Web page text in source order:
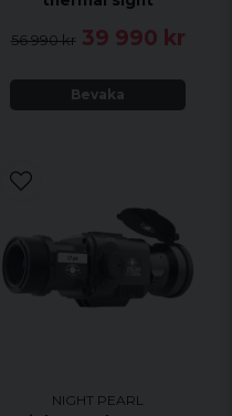
56 990 kr 39 990 kr
Bevaka
NIGHT PEARL